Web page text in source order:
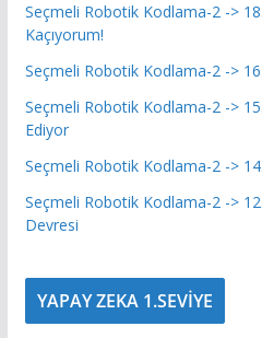
Seçmeli Robotik Kodlama-2 ->
Kaçıyorum!
Seçmeli Robotik Kodlama-2 ->
Seçmeli Robotik Kodlama-2 ->
Ediyor
Seçmeli Robotik Kodlama-2 ->
Seçmeli Robotik Kodlama-2 ->
Devresi
YAPAY ZEKA 1.SEVİYE